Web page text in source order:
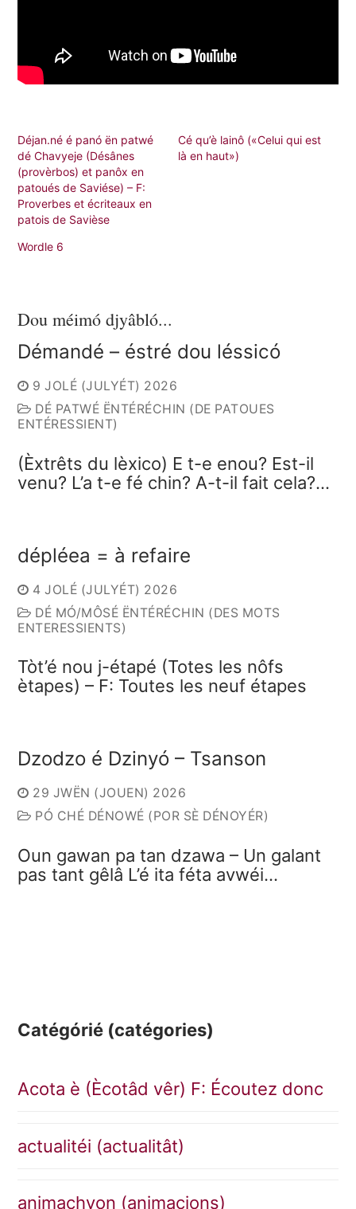
Déjan.né é panó ën patwé
dé Chavyeje (Désânes
(provèrbos) et panôx en
patoués de Saviése) – F:
Proverbes et écriteaux en
patois de Savièse
Cé qu’è lainô («Celui qui est
là en haut»)
Wordle 6
Dou méimó djyâbló...
Démandé – éstré dou léssicó
9 JOLÉ (JULYÉT) 2026
DÉ PATWÉ ËNTÉRÉCHIN (DE PATOUES
ENTÉRESSIENT)
(Èxtrêts du lèxico) E t-e enou? Est-il
venu? L’a t-e fé chin? A-t-il fait cela?…
dépléea = à refaire
4 JOLÉ (JULYÉT) 2026
DÉ MÓ/MÔSÉ ËNTÉRÉCHIN (DES MOTS
ENTERESSIENTS)
Tòt’é nou j-étapé (Totes les nôfs
ètapes) – F: Toutes les neuf étapes
Dzodzo é Dzinyó – Tsanson
29 JWËN (JOUEN) 2026
PÓ CHÉ DÉNOWÉ (POR SÈ DÉNOYÉR)
Oun gawan pa tan dzawa – Un galant
pas tant gêlâ L’é ita féta avwéi…
Catégórié (catégories)
Acota è (Ècotâd vêr) F: Écoutez donc
actualitéi (actualitât)
animachyon (animacions)